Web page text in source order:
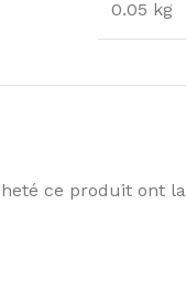
0.05 kg
ce produit ont la